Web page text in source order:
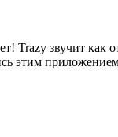
Trazy звучит как
этим